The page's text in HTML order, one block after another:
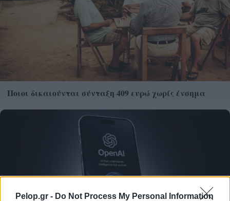
Pelop.gr - Do Not Process My Personal Information
Ποιοι δικαιούνται σύνταξη 409 ευρώ χωρίς ένσημα